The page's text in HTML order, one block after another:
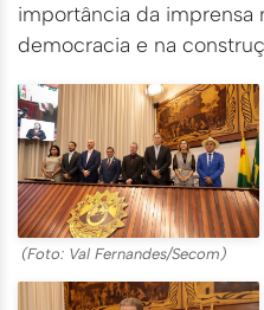
importância da imprensa
democracia e na
(Foto: Val Fernandes/Secom)